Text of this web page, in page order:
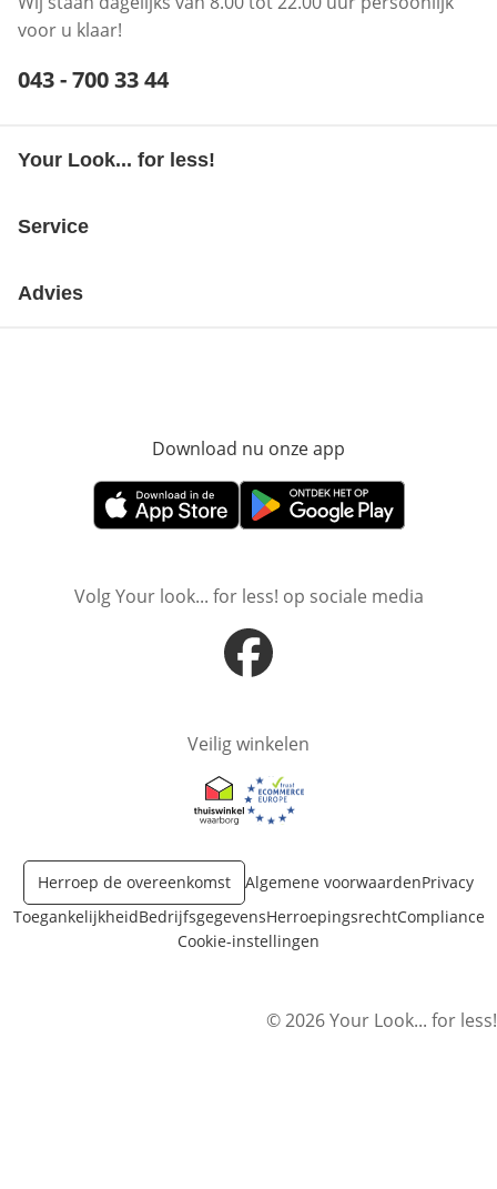
voor u klaar!
Telefoonnummer:
043 - 700 33 44
Your Look... for less!
Service
Advies
Download nu onze app
Opent in nieuw vensterOpent in nieuw venster
Volg Your look... for less! op sociale media
Opent in nieuw venster
Veilig winkelen
Opent in nieuw venster
Opent in nieuw venster
Herroep de overeenkomst Algemene voorwaardenPrivacy
ToegankelijkheidBedrijfsgegevensHerroepingsrechtCompliance
Cookie-instellingen
© 2026 Your Look... for less!